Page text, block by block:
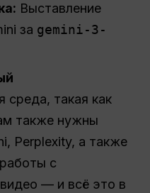
Выставление
за gemini-3-
среда, такая как
также нужны
Perplexity, а также
с
— и всё это в